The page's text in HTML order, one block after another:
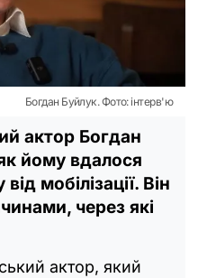
Богдан Буйлук. Фото: інтерв'ю
актор Богдан
йому вдалося
мобілізації. Він
через які
актор, який